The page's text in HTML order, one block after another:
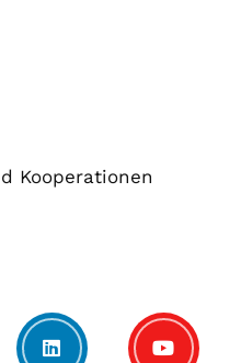
Kooperationen